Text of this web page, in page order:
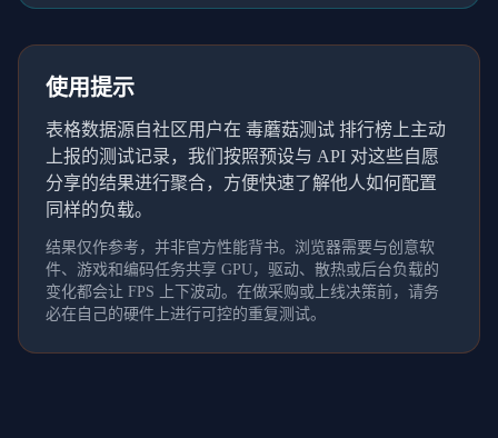
使用提示
表格数据源自社区用户在 毒蘑菇测试 排行榜上主动
上报的测试记录，我们按照预设与 API 对这些自愿
分享的结果进行聚合，方便快速了解他人如何配置
同样的负载。
结果仅作参考，并非官方性能背书。浏览器需要与创意软
件、游戏和编码任务共享 GPU，驱动、散热或后台负载的
变化都会让 FPS 上下波动。在做采购或上线决策前，请务
必在自己的硬件上进行可控的重复测试。